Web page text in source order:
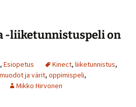
-liiketunnistuspeli on
, Esiopetus Kinect, liiketunnistus,
muodot ja värit, oppimispeli,
Mikko Hirvonen